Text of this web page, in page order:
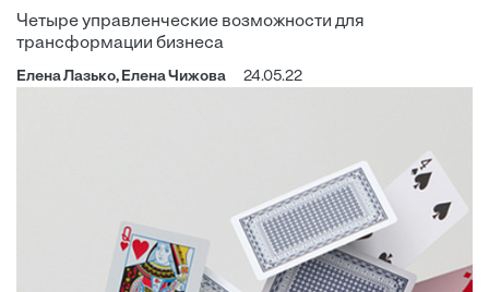
Четыре управленческие возможности для
трансформации бизнеса
Елена Лазько, Елена Чижова 24.05.22